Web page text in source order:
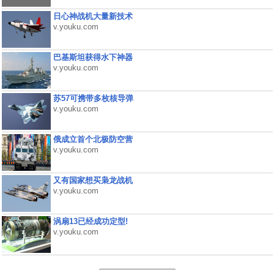
日心神战机大量新技术
v.youku.com
巴基斯坦获得水下神器
v.youku.com
苏57可携带多枚核导弹
v.youku.com
俄成立首个北极防空营
v.youku.com
又有国家想买枭龙战机
v.youku.com
涡扇13已经成功定型!
v.youku.com